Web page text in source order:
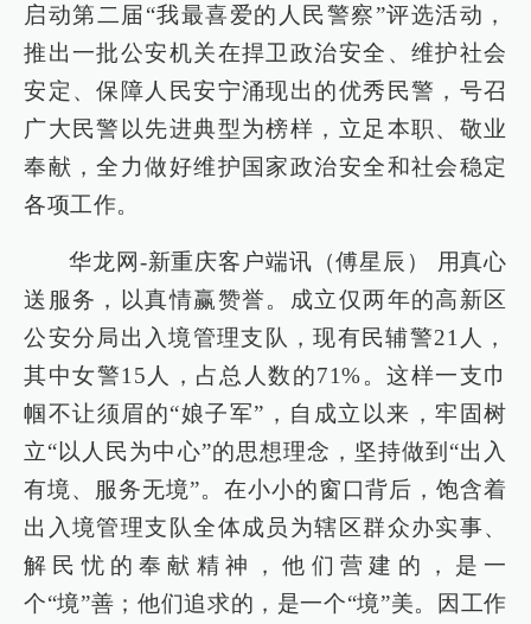
启动第二届“我最喜爱的人民警察”评选活动，
推出一批公安机关在捍卫政治安全、维护社会
安定、保障人民安宁涌现出的优秀民警，号召
广大民警以先进典型为榜样，立足本职、敬业
奉献，全力做好维护国家政治安全和社会稳定
各项工作。
华龙网-新重庆客户端讯（傅星辰） 用真心
送服务，以真情赢赞誉。成立仅两年的高新区
公安分局出入境管理支队，现有民辅警21人，
其中女警15人，占总人数的71%。这样一支巾
帼不让须眉的“娘子军”，自成立以来，牢固树
立“以人民为中心”的思想理念，坚持做到“出入
有境、服务无境”。在小小的窗口背后，饱含着
出入境管理支队全体成员为辖区群众办实事、
解民忧的奉献精神，他们营建的，是一
个“境”善；他们追求的，是一个“境”美。因工作